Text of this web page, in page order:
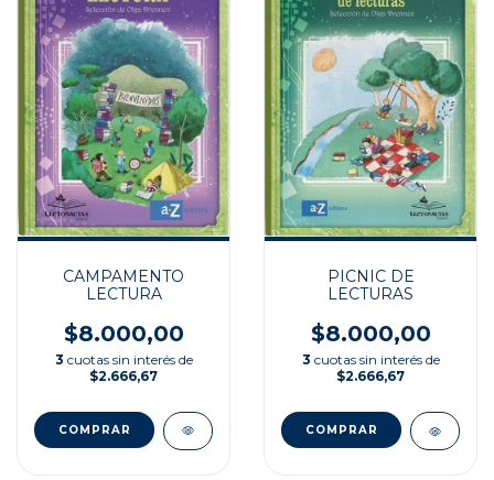
CAMPAMENTO
LECTURA
$8.000,00
3 cuotas sin interés de
$2.666,67
PICNIC DE
LECTURAS
$8.000,00
3 cuotas sin interés de
$2.666,67